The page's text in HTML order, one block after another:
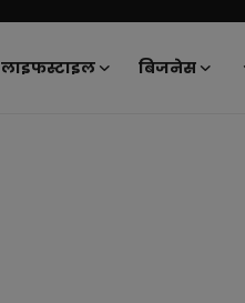
लाइफस्टाइल बिजनेस